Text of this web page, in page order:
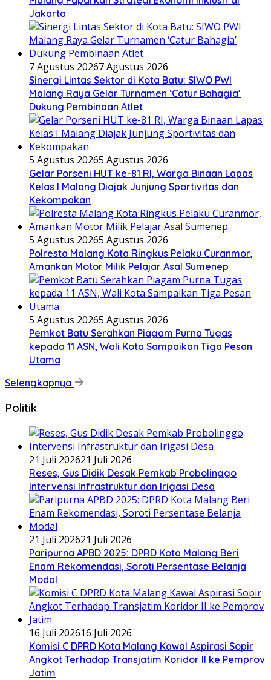
Jakarta
7 Agustus 20267 Agustus 2026
Sinergi Lintas Sektor di Kota Batu: SIWO PWI
Malang Raya Gelar Turnamen ‘Catur Bahagia’
Dukung Pembinaan Atlet
5 Agustus 20265 Agustus 2026
Gelar Porseni HUT ke-81 RI, Warga Binaan Lapas
Kelas I Malang Diajak Junjung Sportivitas dan
Kekompakan
5 Agustus 20265 Agustus 2026
Polresta Malang Kota Ringkus Pelaku Curanmor,
Amankan Motor Milik Pelajar Asal Sumenep
5 Agustus 20265 Agustus 2026
Pemkot Batu Serahkan Piagam Purna Tugas
kepada 11 ASN, Wali Kota Sampaikan Tiga Pesan
Utama
Selengkapnya
Politik
21 Juli 202621 Juli 2026
Reses, Gus Didik Desak Pemkab Probolinggo
Intervensi Infrastruktur dan Irigasi Desa
21 Juli 202621 Juli 2026
Paripurna APBD 2025: DPRD Kota Malang Beri
Enam Rekomendasi, Soroti Persentase Belanja
Modal
16 Juli 202616 Juli 2026
Komisi C DPRD Kota Malang Kawal Aspirasi Sopir
Angkot Terhadap Transjatim Koridor II ke Pemprov
Jatim